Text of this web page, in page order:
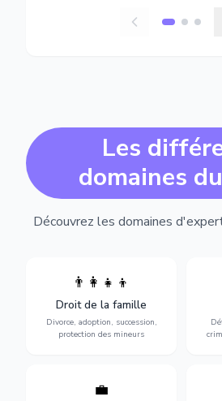
Les
domaines
Découvrez les domaines
👨‍👩‍👧‍👦
Droit de la famille
Divorce, adoption, succession,
protection des mineurs
Divorce, garde d'enfants,
adoption, succession et
protection des personnes
vulnérables.
💼
Protection de vos droits au